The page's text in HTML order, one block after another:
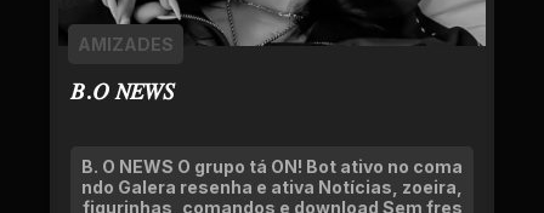
𝐵.𝑂 𝑁𝐸𝑊𝑆
AMIZADES
B. O NEWS O grupo tá ON! Bot ativo no coma
ndo Galera resenha e ativa Notícias, zoeira,
figurinhas, comandos e download Sem fres